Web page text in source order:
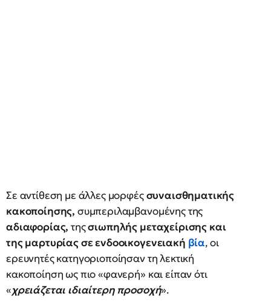
Σε αντίθεση με άλλες μορφέςσυναισθηματικής
κακοποίησης, συμπεριλαμβανομένης της
αδιαφορίας, τηςσιωπηλής μεταχείρισης και
της μαρτυρίας σε ενδοοικογενειακή βία, οι
ερευνητές κατηγοριοποίησαν τη λεκτική
κακοποίηση ως πιο «φανερή» και είπαν ότι
«χρειάζεται ιδιαίτερη προσοχή».